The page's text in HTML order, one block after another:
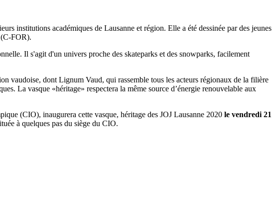
institutions académiques de Lausanne et région. Elle a été dessinée par des jeunes
(C-FOR).
Il s'agit d'un univers proche des skateparks et des snowparks, facilement
vaudoise, dont Lignum Vaud, qui rassemble tous les acteurs régionaux de la filière
La vasque «héritage» respectera la même source d’énergie renouvelable aux
(CIO), inaugurera cette vasque, héritage des JOJ Lausanne 2020 le vendredi 21
à quelques pas du siège du CIO.